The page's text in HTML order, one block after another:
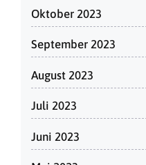
Oktober 2023
September 2023
August 2023
Juli 2023
Juni 2023